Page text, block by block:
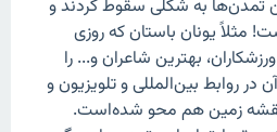
تمدن‌ها به شکلی سقوط کردند و
مثلاً یونان باستان که روزی
بهترین شاعران و... را
در روابط بین‌المللی و تلویزیون و
نقشه زمین هم محو شده‌است.